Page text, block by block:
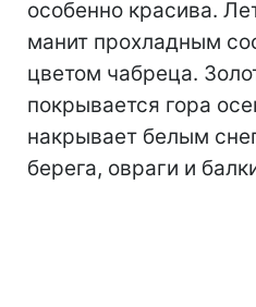
особенно красива.
манит прохладным
цветом чабреца.
покрывается гора
накрывает белым
берега, овраги и